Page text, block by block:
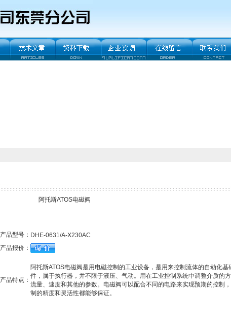
阿托斯ATOS电磁阀
产品型号： DHE-0631/A-X230AC
产品报价：
产品特点：
阿托斯ATOS电磁阀是用电磁控制的工业设备，是用来控制流体的自动化基
件，属于执行器，并不限于液压、气动。用在工业控制系统中调整介质的方
流量、速度和其他的参数。电磁阀可以配合不同的电路来实现预期的控制
制的精度和灵活性都能够保证。